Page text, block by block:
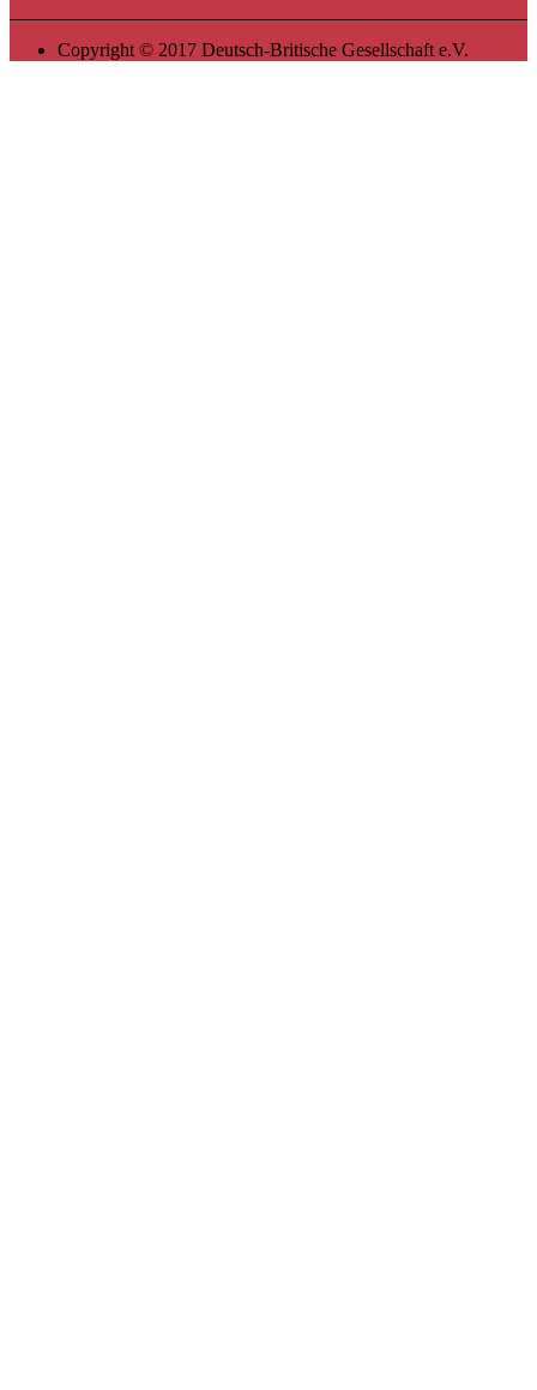
Copyright © 2017 Deutsch-Britische Gesellschaft e.V.